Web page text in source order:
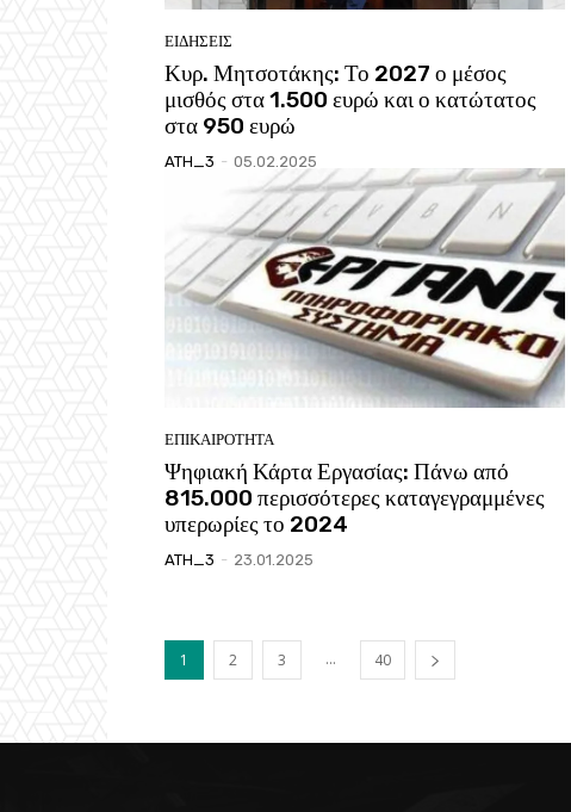
ΕΙΔΗΣΕΙΣ
Κυρ. Μητσοτάκης: Το 2027 ο μέσος
μισθός στα 1.500 ευρώ και ο κατώτατος
στα 950 ευρώ
ATH_3 - 05.02.2025
ΕΠΙΚΑΙΡΟΤΗΤΑ
Ψηφιακή Κάρτα Εργασίας: Πάνω από
815.000 περισσότερες καταγεγραμμένες
υπερωρίες το 2024
ATH_3 - 23.01.2025
1 2 3 ... 40